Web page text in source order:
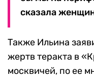
сказала
Также Ильина
жертв теракта в
москвичей, по ее